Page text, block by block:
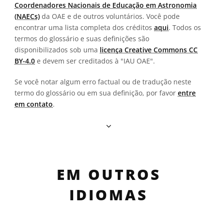
Coordenadores Nacionais de Educação em Astronomia
(NAECs) da OAE e de outros voluntários. Você pode
encontrar uma lista completa dos créditos aqui. Todos os
termos do glossário e suas definições são
disponibilizados sob uma licença Creative Commons CC
BY-4.0 e devem ser creditados à "IAU OAE".
Se você notar algum erro factual ou de tradução neste
termo do glossário ou em sua definição, por favor entre
em contato.
EM OUTROS
IDIOMAS